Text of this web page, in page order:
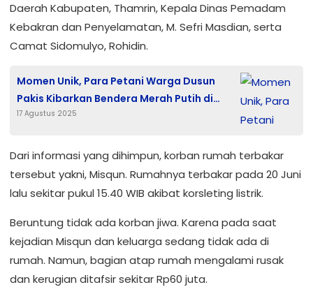
Daerah Kabupaten, Thamrin, Kepala Dinas Pemadam
Kebakran dan Penyelamatan, M. Sefri Masdian, serta
Camat Sidomulyo, Rohidin.
Momen Unik, Para Petani Warga Dusun
Pakis Kibarkan Bendera Merah Putih di
Tengah Sawah
17 Agustus 2025
Dari informasi yang dihimpun, korban rumah terbakar
tersebut yakni, Misqun. Rumahnya terbakar pada 20 Juni
lalu sekitar pukul 15.40 WIB akibat korsleting listrik.
Beruntung tidak ada korban jiwa. Karena pada saat
kejadian Misqun dan keluarga sedang tidak ada di
rumah. Namun, bagian atap rumah mengalami rusak
dan kerugian ditafsir sekitar Rp60 juta.